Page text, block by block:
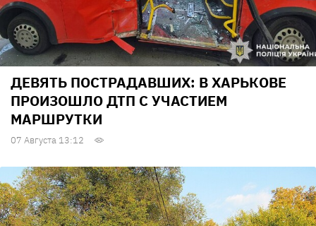
ДЕВЯТЬ ПОСТРАДАВШИХ: В ХАРЬКОВЕ
ПРОИЗОШЛО ДТП С УЧАСТИЕМ
МАРШРУТКИ
07 Августа 13:12